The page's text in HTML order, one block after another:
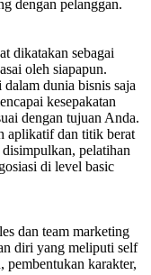
dengan pelanggan.
dikatakan sebagai
oleh siapapun.
dunia bisnis saja
kesepakatan
dengan tujuan Anda.
aplikatif dan titik berat
pelatihan
di level basic
dan team marketing
diri yang meliputi self
pembentukan karakter,